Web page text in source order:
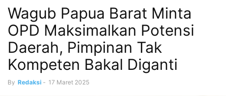
Wagub Papua Barat Minta
OPD Maksimalkan Potensi
Daerah, Pimpinan Tak
Kompeten Bakal Diganti
By Redaksi - 17 Maret 2025